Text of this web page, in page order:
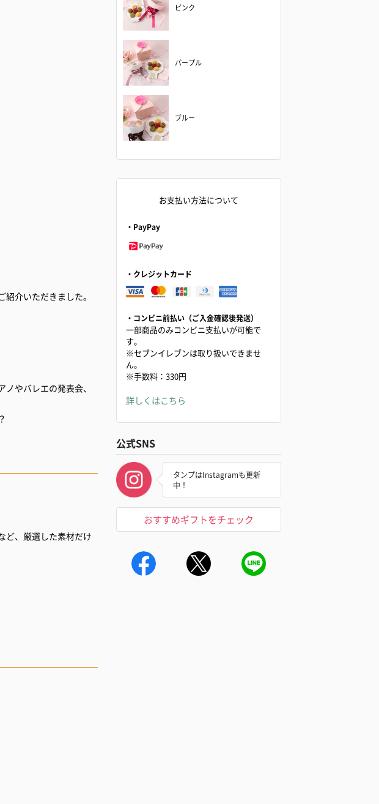
介いただきました。
やバレエの発表会、
ど、厳選した素材だけ
ピンク
パープル
ブルー
お支払い方法について
・PayPay
・クレジットカード
・コンビニ前払い（ご入金確認後発送）
一部商品のみコンビニ支払いが可能で
す。
※セブンイレブンは取り扱いできませ
ん。
※手数料：330円
詳しくはこちら
公式SNS
タンプはInstagramも更新
中！
おすすめギフトをチェック